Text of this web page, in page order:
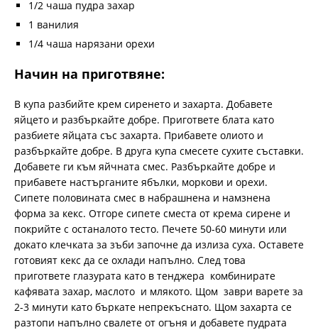
1/2 чаша пудра захар
1 ванилия
1/4 чаша нарязани орехи
Начин на приготвяне:
В купа разбийте крем сиренето и захарта. Добавете
яйцето и разбъркайте добре. Пригответе блата като
разбиете яйцата със захарта. Прибавете олиото и
разбъркайте добре. В друга купа смесете сухите съставки.
Добавете ги към яйчната смес. Разбъркайте добре и
прибавете настърганите ябълки, моркови и орехи.
Сипете половината смес в набрашнена и намзнена
форма за кекс. Отгоре сипете сместа от крема сирене и
покрийте с останалото тесто. Печете 50-60 минути или
докато клечката за зъби започне да излиза суха. Оставете
готовият кекс да се охлади напълно. След това
пригответе глазурата като в тенджера комбинирате
кафявата захар, маслото и млякото. Щом заври варете за
2-3 минути като бъркате непрекъснато. Щом захарта се
разтопи напълно свалете от огъня и добавете пудрата